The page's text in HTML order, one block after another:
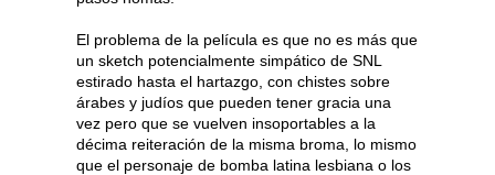
El problema de la película es que no es más que
un sketch potencialmente simpático de SNL
estirado hasta el hartazgo, con chistes sobre
árabes y judíos que pueden tener gracia una
vez pero que se vuelven insoportables a la
décima reiteración de la misma broma, lo mismo
que el personaje de bomba latina lesbiana o los